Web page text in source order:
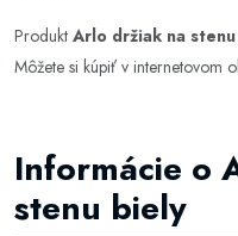
Produkt Arlo držiak na
Môžete si kúpiť v internetovom
Informácie o
stenu biely